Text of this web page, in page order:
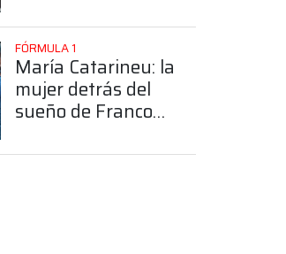
FÓRMULA 1
María Catarineu: la
mujer detrás del
sueño de Franco
Fórmula 1